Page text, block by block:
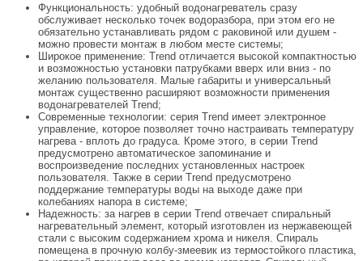
Функциональность: удобный водонагреватель сразу
обслуживает несколько точек водоразбора, при этом его не
обязательно устанавливать рядом с раковиной или душем -
можно провести монтаж в любом месте системы;
Широкое применение: Trend отличается высокой компактностью
и возможностью установки патрубками вверх или вниз - по
желанию пользователя. Малые габариты и универсальный
монтаж существенно расширяют возможности применения
водонагревателей Trend;
Современные технологии: серия Trend имеет электронное
управление, которое позволяет точно настраивать температуру
нагрева - вплоть до градуса. Кроме этого, в серии Trend
предусмотрено автоматическое запоминание и
воспроизведение последних установленных настроек
пользователя. Также в серии Trend предусмотрено
поддержание температуры воды на выходе даже при
колебаниях напора в системе;
Надежность: за нагрев в серии Trend отвечает спиральный
нагревательный элемент, который изготовлен из нержавеющей
стали с высоким содержанием хрома и никеля. Спираль
помещена в прочную колбу-змеевик из термостойкого пластика,